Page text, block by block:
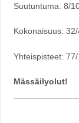
Suutuntuma: 8/
Kokonaisuus:
Yhteispisteet:
Mässäilyolut!